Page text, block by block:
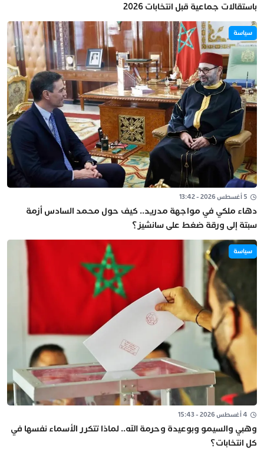
باستقالات جماعية قبل انتخابات 2026
سياسة
5 أغسطس 2026 - 13:42
دهاء ملكي في مواجهة مدريد.. كيف حول محمد السادس أزمة
سبتة إلى ورقة ضغط على سانشيز؟
سياسة
4 أغسطس 2026 - 15:43
وهبي والسيمو وبوعيدة وحرمة الله.. لماذا تتكرر الأسماء نفسها في
كل انتخابات؟